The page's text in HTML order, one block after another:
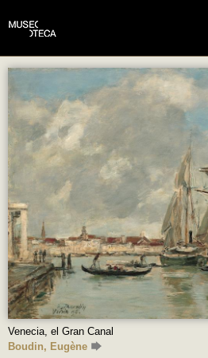
Venecia, el Gran Canal
Boudin, Eugène